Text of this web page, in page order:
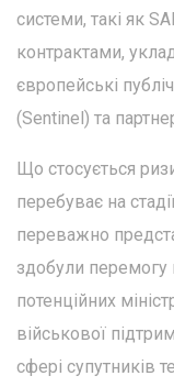
системи, такі як
контрактами,
європейські
(Sentinel) та
Що стосується
перебуває на
переважно
здобули перемогу
потенційних
військової
сфері супутників